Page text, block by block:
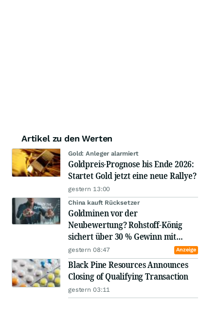
Artikel zu den Werten
Gold: Anleger alarmiert
Goldpreis-Prognose bis Ende 2026:
Startet Gold jetzt eine neue Rallye?
gestern 13:00
​​​​​​​China kauft Rücksetzer
Goldminen vor der
Neubewertung? Rohstoff-König
sichert über 30 % Gewinn mit
B2Gold!
gestern 08:47 Anzeige
Black Pine Resources Announces
Closing of Qualifying Transaction
gestern 03:11